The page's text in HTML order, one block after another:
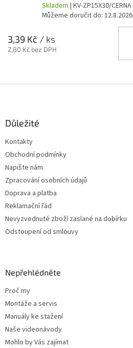
Skladem | KV-ZP15X30/CERNA
Můžeme doručit do: 12.8.2026
3,39 Kč / ks
2,80 Kč bez DPH
Důležité
Kontakty
Obchodní podmínky
Napište nám
Zpracování osobních údajů
Doprava a platba
Reklamační řád
Nevyzvednuté zboží zaslané na dobírku
Odstoupení od smlouvy
Nepřehlédněte
Proč my
Montáže a servis
Manuály ke stažení
Naše videonávody
Mohlo by Vás zajímat